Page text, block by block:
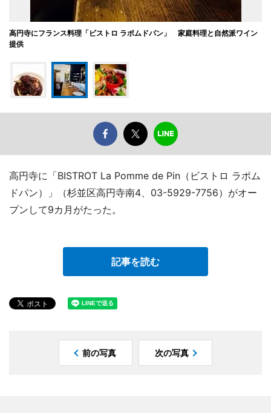
高円寺にフランス料理「ビストロ ラポムドパン」 家庭料理と自然派ワイン
提供
高円寺に「BISTROT La Pomme de Pin（ビストロ ラポム
ドパン）」（杉並区高円寺南4、03-5929-7756）がオー
プンして9カ月がたった。
記事を読む
前の写真 次の写真